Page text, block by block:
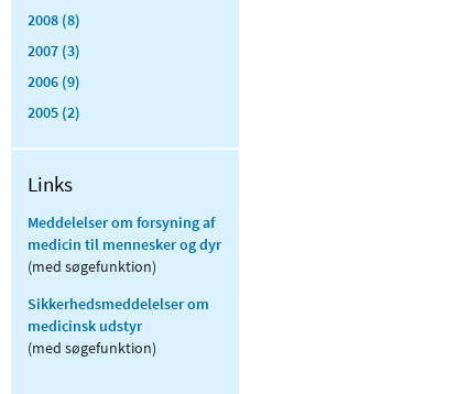
2008 (8)
2007 (3)
2006 (9)
2005 (2)
Links
Meddelelser om forsyning af
medicin til mennesker og dyr
(med søgefunktion)
Sikkerhedsmeddelelser om
medicinsk udstyr
(med søgefunktion)